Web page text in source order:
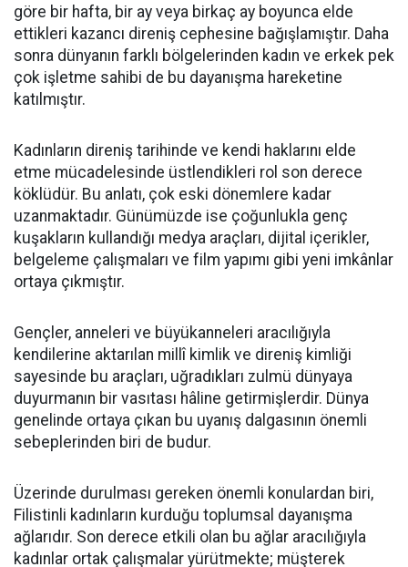
göre bir hafta, bir ay veya birkaç ay boyunca elde
ettikleri kazancı direniş cephesine bağışlamıştır. Daha
sonra dünyanın farklı bölgelerinden kadın ve erkek pek
çok işletme sahibi de bu dayanışma hareketine
katılmıştır.
Kadınların direniş tarihinde ve kendi haklarını elde
etme mücadelesinde üstlendikleri rol son derece
köklüdür. Bu anlatı, çok eski dönemlere kadar
uzanmaktadır. Günümüzde ise çoğunlukla genç
kuşakların kullandığı medya araçları, dijital içerikler,
belgeleme çalışmaları ve film yapımı gibi yeni imkânlar
ortaya çıkmıştır.
Gençler, anneleri ve büyükanneleri aracılığıyla
kendilerine aktarılan millî kimlik ve direniş kimliği
sayesinde bu araçları, uğradıkları zulmü dünyaya
duyurmanın bir vasıtası hâline getirmişlerdir. Dünya
genelinde ortaya çıkan bu uyanış dalgasının önemli
sebeplerinden biri de budur.
Üzerinde durulması gereken önemli konulardan biri,
Filistinli kadınların kurduğu toplumsal dayanışma
ağlarıdır. Son derece etkili olan bu ağlar aracılığıyla
kadınlar ortak çalışmalar yürütmekte; müşterek